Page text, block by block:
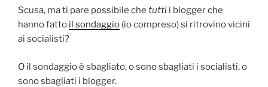
Scusa, ma ti pare possibile che tutti i blogger che
hanno fatto il sondaggio (io compreso) si ritrovino vicini
ai socialisti?
O il sondaggio è sbagliato, o sono sbagliati i socialisti, o
sono sbagliati i blogger.